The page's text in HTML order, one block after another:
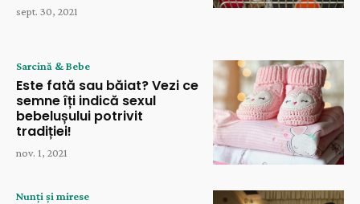
sept. 30, 2021
Sarcină & Bebe
Este fată sau băiat? Vezi ce
semne îți indică sexul
bebelușului potrivit
tradiției!
nov. 1, 2021
Nunți și mirese